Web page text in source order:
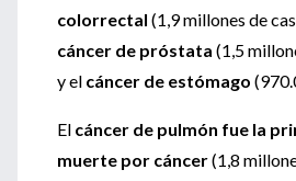
colorrectal (1,9 millones de
cáncer de próstata (1,5
y el cáncer de estómago
El cáncer de pulmón fue la
muerte por cáncer(1,8